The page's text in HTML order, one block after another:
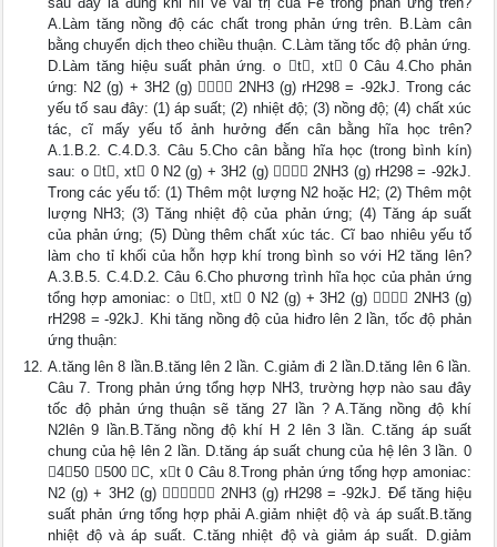
A.Làm tăng nồng độ các chất trong phản ứng trên. B.Làm cân
bằng chuyển dịch theo chiều thuận. C.Làm tăng tốc độ phản ứng.
D.Làm tăng hiệu suất phản ứng. o t, xt 0 Câu 4.Cho phản
ứng: N2 (g) + 3H2 (g)  2NH3 (g) rH298 = -92kJ. Trong các
yếu tố sau đây: (1) áp suất; (2) nhiệt độ; (3) nồng độ; (4) chất xúc
tác, cĩ mấy yếu tố ảnh hưởng đến cân bằng hĩa học trên?
A.1.B.2. C.4.D.3. Câu 5.Cho cân bằng hĩa học (trong bình kín)
sau: o t, xt 0 N2 (g) + 3H2 (g)  2NH3 (g) rH298 = -92kJ.
Trong các yếu tố: (1) Thêm một lượng N2 hoặc H2; (2) Thêm một
lượng NH3; (3) Tăng nhiệt độ của phản ứng; (4) Tăng áp suất
của phản ứng; (5) Dùng thêm chất xúc tác. Cĩ bao nhiêu yếu tố
làm cho tỉ khối của hỗn hợp khí trong bình so với H2 tăng lên?
A.3.B.5. C.4.D.2. Câu 6.Cho phương trình hĩa học của phản ứng
tổng hợp amoniac: o t, xt 0 N2 (g) + 3H2 (g)  2NH3 (g)
rH298 = -92kJ. Khi tăng nồng độ của hiđro lên 2 lần, tốc độ phản
ứng thuận:
A.tăng lên 8 lần.B.tăng lên 2 lần. C.giảm đi 2 lần.D.tăng lên 6 lần.
Câu 7. Trong phản ứng tổng hợp NH3, trường hợp nào sau đây
tốc độ phản ứng thuận sẽ tăng 27 lần ? A.Tăng nồng độ khí
N2lên 9 lần.B.Tăng nồng độ khí H 2 lên 3 lần. C.tăng áp suất
chung của hệ lên 2 lần. D.tăng áp suất chung của hệ lên 3 lần. 0
450 500 C, xt 0 Câu 8.Trong phản ứng tổng hợp amoniac:
N2 (g) + 3H2 (g)  2NH3 (g) rH298 = -92kJ. Để tăng hiệu
suất phản ứng tổng hợp phải A.giảm nhiệt độ và áp suất.B.tăng
nhiệt độ và áp suất. C.tăng nhiệt độ và giảm áp suất. D.giảm